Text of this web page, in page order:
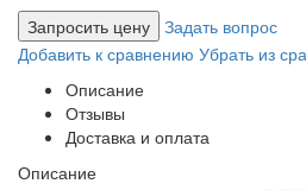
Запросить цену Задать вопрос
Добавить к сравнению Убрать из
Описание
Отзывы
Доставка и оплата
Описание